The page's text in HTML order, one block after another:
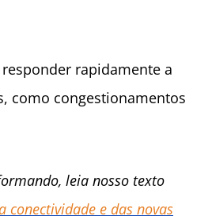
rapidamente a
como congestionamentos
leia nosso texto
conectividade e das novas